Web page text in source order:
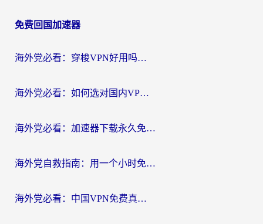
导
免费回国加速器
海外党必看：穿梭VPN好用吗？和云帆VPN对比哪个回国效果更好？附真实测评+避坑指南
海外党必看：如何选对国内VPN，实现无缝访问国内资源？
海外党必看：加速器下载永久免费版真的存在吗？教你无缝访问国内资源的正确姿势
海外党自救指南：用一个小时免费加速器，轻松打破国内资源访问壁垒？
海外党必看：中国VPN免费真的靠谱吗？手把手教你选对回国加速器